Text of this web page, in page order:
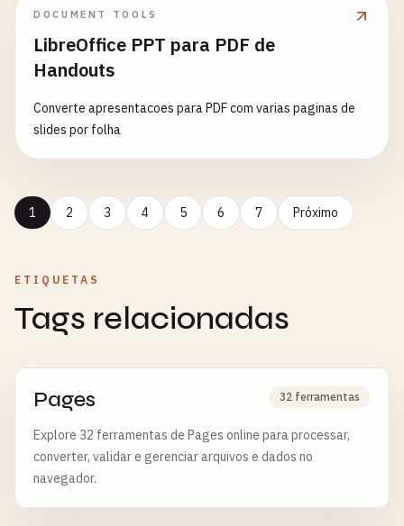
DOCUMENT TOOLS
LibreOffice PPT para PDF de
Handouts
Converte apresentacoes para PDF com varias paginas de
slides por folha
1 2 3 4 5 6 7 Próximo
ETIQUETAS
Tags relacionadas
Pages 32 ferramentas
Explore 32 ferramentas de Pages online para processar,
converter, validar e gerenciar arquivos e dados no
navegador.